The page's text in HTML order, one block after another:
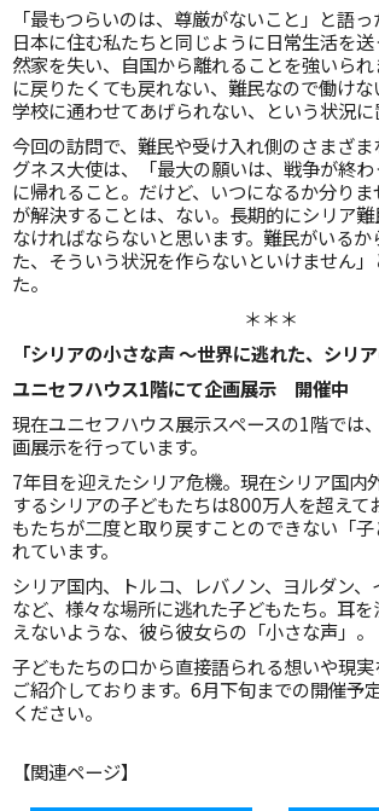
「最もつらいのは、尊厳がないこと」と語っ
日本に住む私たちと同じように日常生活を
然家を失い、自国から離れることを強いら
に戻りたくても戻れない、難民なので働け
学校に通わせてあげられない、という状況に
今回の訪問で、難民や受け入れ側のさまざ
グネス大使は、「最大の願いは、戦争が終
に帰れること。だけど、いつになるか分り
が解決することは、ない。長期的にシリア
なければならないと思います。難民がいるか
た、そういう状況を作らないといけません
た。
＊＊＊
「シリアの小さな声〜世界に逃れた、シリ
ユニセフハウス1階にて企画展示 開催中
現在ユニセフハウス展示スペースの1階では
画展示を行っています。
7年目を迎えたシリア危機。現在シリア国内
するシリアの子どもたちは800万人を超えて
もたちが二度と取り戻すことのできない「
れています。
シリア国内、トルコ、レバノン、ヨルダン、
など、様々な場所に逃れた子どもたち。耳
えないような、彼ら彼女らの「小さな声」。
子どもたちの口から直接語られる想いや現
ご紹介しております。6月下旬までの開催予
ください。
【関連ページ】